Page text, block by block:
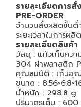
รายละเอียดการสั่
PRE-ORDER
จำนวนสั่งผลิตขั้นต่
ระยะเวลาในการผ
รายละเอียดสินค้า
วัสดุ : แก้วเก็บคว
304 ฝาพลาสติก
คุณสมบัติ : เก็บอุ
ขนาด :
น้ำหนัก : 298.8 g
ปริมาตรเต็ม : 600